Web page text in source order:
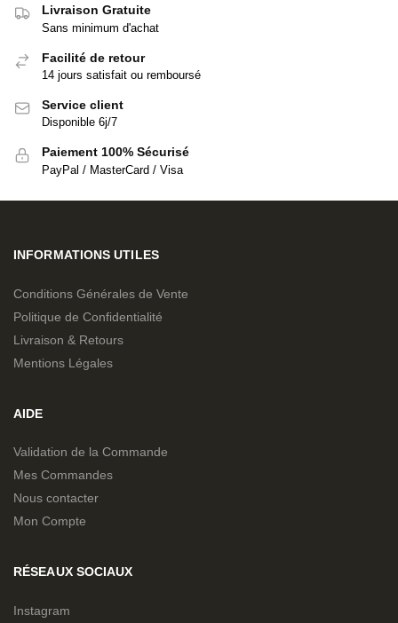
Livraison Gratuite
Sans minimum d'achat
Facilité de retour
14 jours satisfait ou remboursé
Service client
Disponible 6j/7
Paiement 100% Sécurisé
PayPal / MasterCard / Visa
INFORMATIONS UTILES
Conditions Générales de Vente
Politique de Confidentialité
Livraison & Retours
Mentions Légales
AIDE
Validation de la Commande
Mes Commandes
Nous contacter
Mon Compte
RÉSEAUX SOCIAUX
Instagram